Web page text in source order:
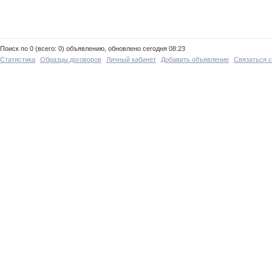
Поиск по 0 (всего: 0) объявлению, обновлено сегодня 08:23
Статистика
Образцы договоров Личный кабинет Добавить объявление Связаться